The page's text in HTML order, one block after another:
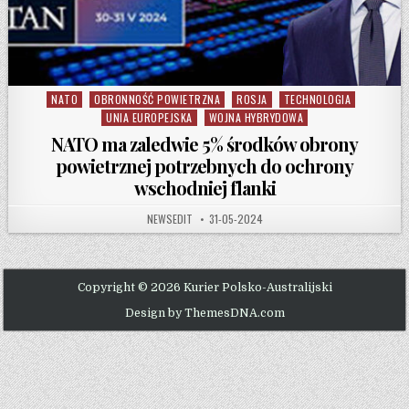
Posted in
NATO OBRONNOŚĆ POWIETRZNA ROSJA
TECHNOLOGIA
UNIA EUROPEJSKA
WOJNA HYBRYDOWA
NATO ma zaledwie 5% środków obrony
powietrznej potrzebnych do ochrony
wschodniej flanki
AUTHOR:
NEWSEDIT PUBLISHED DATE:
31-05-2024
Copyright © 2026 Kurier Polsko-Australijski
Design by ThemesDNA.com